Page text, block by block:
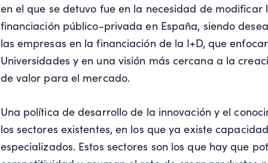
en el que se detuvo fue en la necesidad de modificar
financiación público-privada en España, siendo
las empresas en la financiación de la I+D, que
Universidades y en una visión más cercana a la
de valor para el mercado.
Una política de desarrollo de la innovación y el
los sectores existentes, en los que ya existe
especializados. Estos sectores son los que hay que